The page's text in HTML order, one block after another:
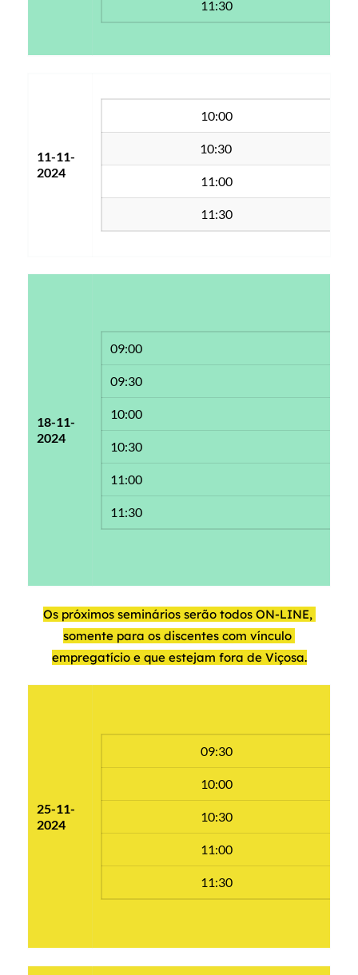
11:30
11-11-
2024
10:00
10:30
11:00
11:30
18-11-
2024
09:00
09:30
10:00
10:30
11:00
11:30
Os próximos seminários serão todos ON-LINE,
somente para os discentes com vínculo
empregatício e que estejam fora de Viçosa.
25-11-
2024
09:30
10:00
10:30
11:00
11:30